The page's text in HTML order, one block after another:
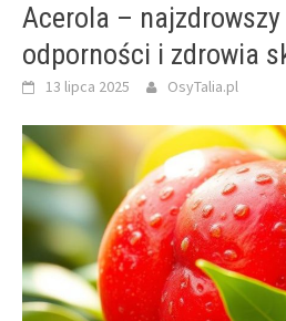
Acerola –
odporności i zdrowia
13 lipca 2025 OsyTalia.pl